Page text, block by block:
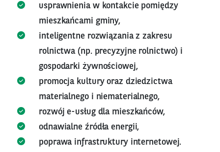
usprawnienia w kontakcie pomiędzy
mieszkańcami gminy,
inteligentne rozwiązania z zakresu
rolnictwa (np. precyzyjne rolnictwo) i
gospodarki żywnościowej,
promocja kultury oraz dziedzictwa
materialnego i niematerialnego,
rozwój e-usług dla mieszkańców,
odnawialne źródła energii,
poprawa infrastruktury internetowej.